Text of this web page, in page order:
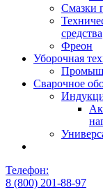
Смазки
средства
Фреон
Уборочная
Сварочное
Телефон:
8 (800) 201-88-97